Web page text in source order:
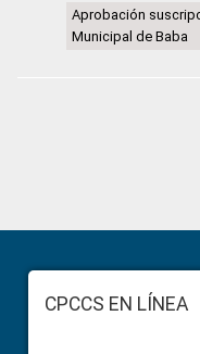
Aprobación
Municipal de Baba
Sidebar
FooterCPCCS EN LÍNEA